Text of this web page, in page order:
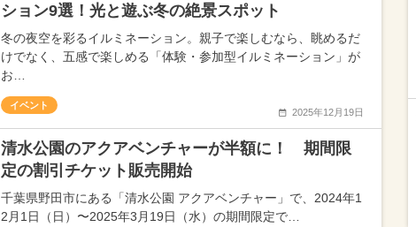
ション9選！光と遊ぶ冬の絶景スポット
冬の夜空を彩るイルミネーション。親子で楽しむなら、眺めるだ
けでなく、五感で楽しめる「体験・参加型イルミネーション」が
お…
イベント
2025年12月19日
清水公園のアクアベンチャーが半額に！ 期間限
定の割引チケット販売開始
千葉県野田市にある「清水公園 アクアベンチャー」で、2024年1
2月1日（日）〜2025年3月19日（水）の期間限定で…